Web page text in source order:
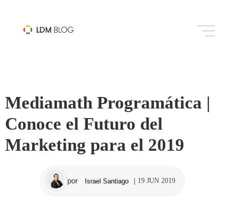
Mediamath Programática |
Conoce el Futuro del
Marketing para el 2019
por Israel Santiago 19 JUN 2019